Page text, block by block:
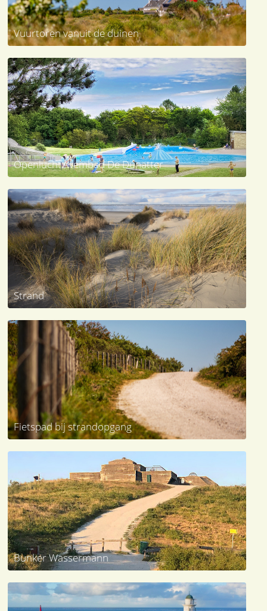
Vuurtoren vanuit de duinen
Openluchtzwembad De Dúnatter
Strand
Fietspad bij strandopgang
Bunker Wassermann